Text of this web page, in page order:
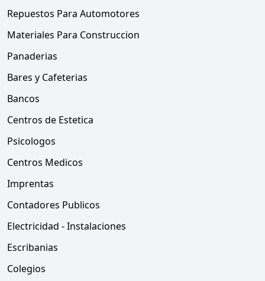
Repuestos Para Automotores
Materiales Para Construccion
Panaderias
Bares y Cafeterias
Bancos
Centros de Estetica
Psicologos
Centros Medicos
Imprentas
Contadores Publicos
Electricidad - Instalaciones
Escribanias
Colegios